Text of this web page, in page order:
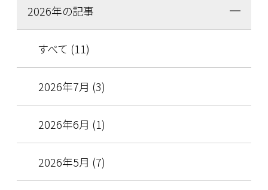
2026年の記事
すべて (11)
2026年7月 (3)
2026年6月 (1)
2026年5月 (7)